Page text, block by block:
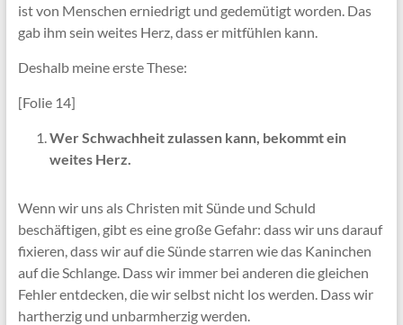
ist von Menschen erniedrigt und gedemütigt worden. Das
gab ihm sein weites Herz, dass er mitfühlen kann.
Deshalb meine erste These:
[Folie 14]
Wer Schwachheit zulassen kann, bekommt ein
weites Herz.
Wenn wir uns als Christen mit Sünde und Schuld
beschäftigen, gibt es eine große Gefahr: dass wir uns darauf
fixieren, dass wir auf die Sünde starren wie das Kaninchen
auf die Schlange. Dass wir immer bei anderen die gleichen
Fehler entdecken, die wir selbst nicht los werden. Dass wir
hartherzig und unbarmherzig werden.